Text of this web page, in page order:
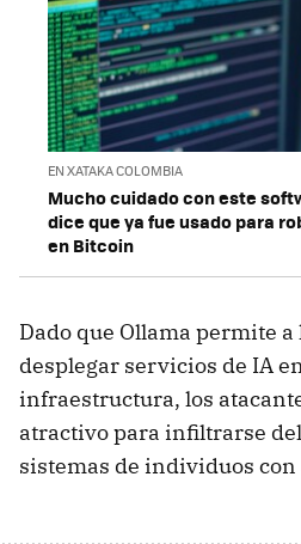
EN XATAKA COLOMBIA
Mucho cuidado con este
dice que ya fue usado para
en Bitcoin
Dado que Ollama permite
desplegar servicios de IA
infraestructura, los
atractivo para infiltrarse
sistemas de individuos